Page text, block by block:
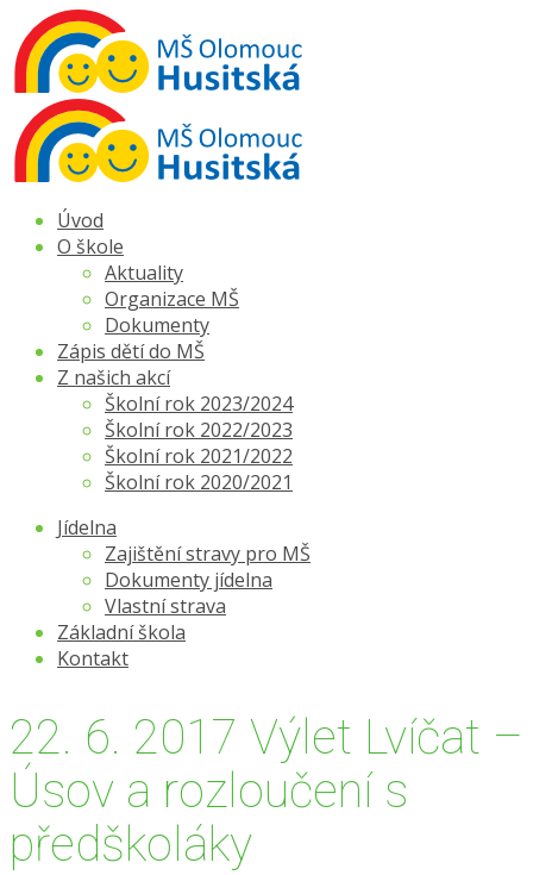
Úvod
O škole
Aktuality
Organizace MŠ
Dokumenty
Zápis dětí do MŠ
Z našich akcí
Školní rok 2023/2024
Školní rok 2022/2023
Školní rok 2021/2022
Školní rok 2020/2021
Jídelna
Zajištění stravy pro MŠ
Dokumenty jídelna
Vlastní strava
Základní škola
Kontakt
22. 6. 2017 Výlet Lvíčat –
Úsov a rozloučení s
předškoláky